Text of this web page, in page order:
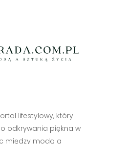
lifestylowy, który
odkrywania piękna w
między modą a